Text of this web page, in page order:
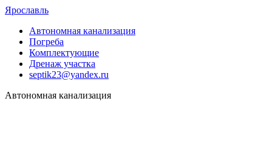
Ярославль
Автономная канализация
Погреба
Комплектующие
Дренаж участка
septik23@yandex.ru
Автономная канализация